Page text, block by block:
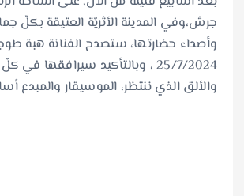
جرش،وفي المدينة الأثريّة العتيقة بكلّ
وأصداء حضارتها، ستصدح الفنانة هبة
25/7/2024 ، وبالتأكيد سيرافقها في
والألق الذي ننتظر، الموسيقار والمبدع